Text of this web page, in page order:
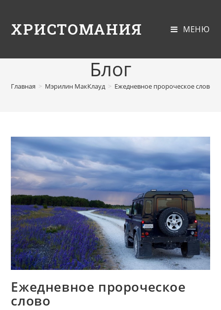
ХРИСТОМАНИЯ МЕНЮ
Блог
Главная > Мэрилин МакКлауд > Ежедневное пророческое слово
Ежедневное пророческое
слово